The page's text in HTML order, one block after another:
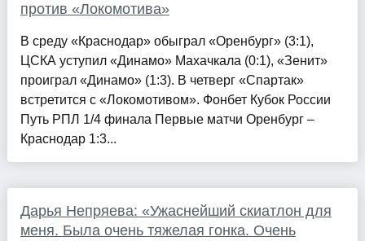
против «Локомотива»
В среду «Краснодар» обыграл «Оренбург» (3:1),
ЦСКА уступил «Динамо» Махачкала (0:1), «Зенит»
проиграл «Динамо» (1:3). В четверг «Спартак»
встретится с «Локомотивом». Фонбет Кубок России
Путь РПЛ 1/4 финала Первые матчи Оренбург –
Краснодар 1:3...
Дарья Непряева: «Ужаснейший скиатлон для
меня. Была очень тяжелая гонка. Очень